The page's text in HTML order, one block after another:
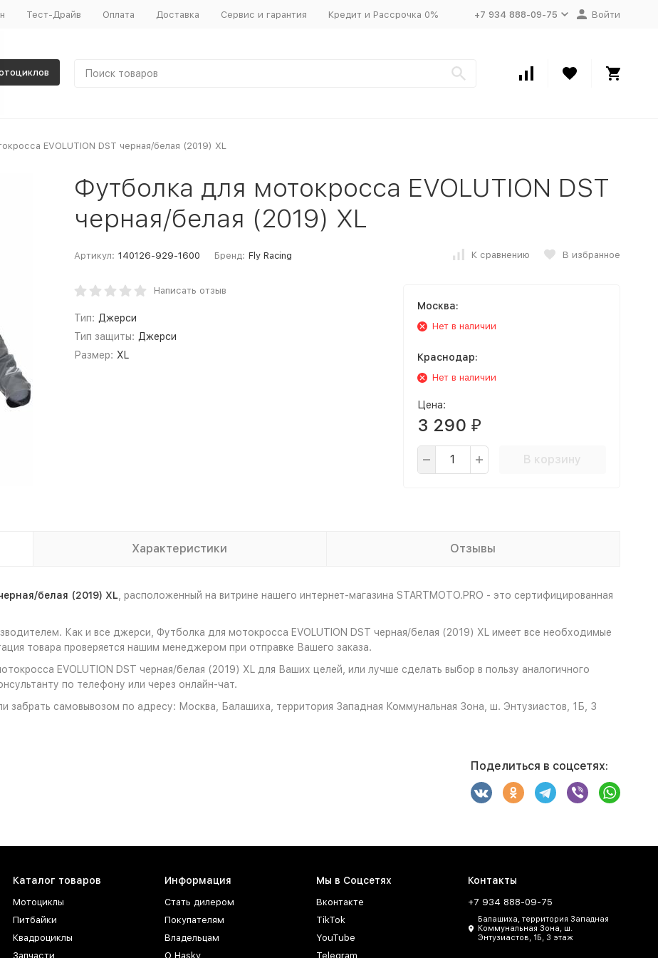
Тест-Драйв Оплата Доставка Сервис и гарантия Кредит и Рассрочка 0% +7 934 888-09-75 Войти
EVOLUTION DST черная/белая (2019) XL
Футболка для мотокросса EVOLUTION DST
черная/белая (2019) XL
Артикул: 140126-929-1600 Бренд: Fly Racing К сравнению В избранное
Написать отзыв
Тип: Джерси
Тип защиты: Джерси
Размер: XL
Москва:
Нет в наличии
Краснодар:
Нет в наличии
Цена:
3 290 ₽
В корзину
Характеристики Отзывы
белая (2019) XL , расположенный на витрине нашего интернет-магазина STARTMOTO.PRO - это сертифицированная
Как и все джерси, Футболка для мотокросса EVOLUTION DST черная/белая (2019) XL имеет все необходимые
товара проверяется нашим менеджером при отправке Вашего заказа.
EVOLUTION DST черная/белая (2019) XL для Ваших целей, или лучше сделать выбор в пользу аналогичного
по телефону или через онлайн-чат.
забрать самовывозом по адресу: Москва, Балашиха, территория Западная Коммунальная Зона, ш. Энтузиастов, 1Б, 3
Поделиться в соцсетях:
Каталог товаров
Мотоциклы
Питбайки
Квадроциклы
Запчасти
Информация
Стать дилером
Покупателям
Владельцам
О Hasky
Мы в Соцсетях
Вконтакте
TikTok
YouTube
Telegram
Контакты
+7 934 888-09-75
Балашиха, территория Западная
Коммунальная Зона, ш.
Энтузиастов, 1Б, 3 этаж